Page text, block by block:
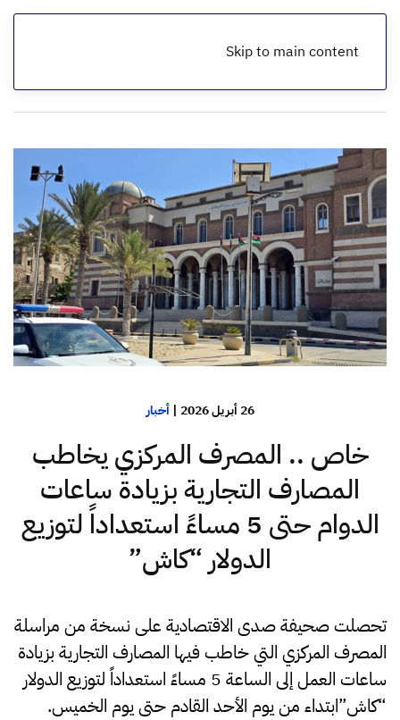
Skip to main content
الرئيسية
26 أبريل 2026 |أخبار
خاص .. المصرف المركزي يخاطب
المصارف التجارية بزيادة ساعات
الدوام حتى 5 مساءً استعداداً لتوزيع
الدولار “كاش”
تحصلت صحيفة صدى الاقتصادية على نسخة من مراسلة
المصرف المركزي التي خاطب فيها المصارف التجارية بزيادة
ساعات العمل إلى الساعة 5 مساءً استعداداً لتوزيع الدولار
“كاش”ابتداء من يوم الأحد القادم حتى يوم الخميس.